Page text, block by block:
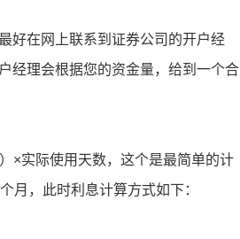
好在网上联系到证券公司的开户经
经理会根据您的资金量，给到一个合
×实际使用天数，这个是最简单的计
月，此时利息计算方式如下：